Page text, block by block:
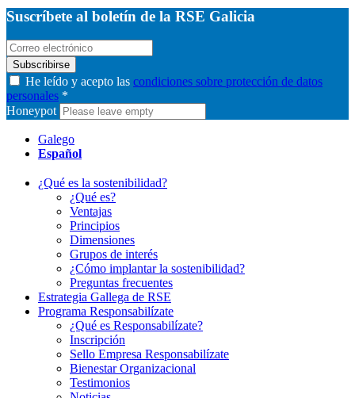
Suscríbete al boletín de la RSE Galicia
Subscribirse
He leído y acepto las condiciones sobre protección de datos
personales *
Honeypot
Galego
Español
¿Qué es la sostenibilidad?
¿Qué es?
Ventajas
Principios
Dimensiones
Grupos de interés
¿Cómo implantar la sostenibilidad?
Preguntas frecuentes
Estrategia Gallega de RSE
Programa Responsabilízate
¿Qué es Responsabilízate?
Inscripción
Sello Empresa Responsabilízate
Bienestar Organizacional
Testimonios